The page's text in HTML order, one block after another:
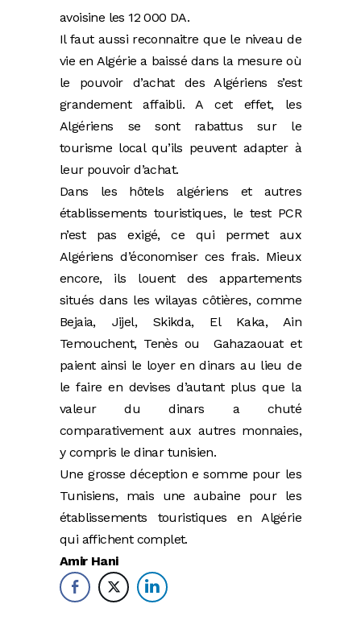
avoisine les 12 000 DA.
Il faut aussi reconnaitre que le niveau de
vie en Algérie a baissé dans la mesure où
le pouvoir d’achat des Algériens s’est
grandement affaibli. A cet effet, les
Algériens se sont rabattus sur le
tourisme local qu’ils peuvent adapter à
leur pouvoir d’achat.
Dans les hôtels algériens et autres
établissements touristiques, le test PCR
n’est pas exigé, ce qui permet aux
Algériens d’économiser ces frais. Mieux
encore, ils louent des appartements
situés dans les wilayas côtières, comme
Bejaia, Jijel, Skikda, El Kaka, Ain
Temouchent, Tenès ou Gahazaouat et
paient ainsi le loyer en dinars au lieu de
le faire en devises d’autant plus que la
valeur du dinars a chuté
comparativement aux autres monnaies,
y compris le dinar tunisien.
Une grosse déception e somme pour les
Tunisiens, mais une aubaine pour les
établissements touristiques en Algérie
qui affichent complet.
Amir Hani